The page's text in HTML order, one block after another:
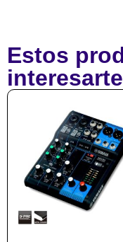
Estos
interesarte